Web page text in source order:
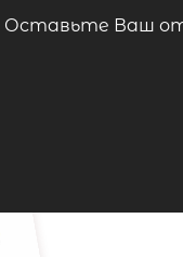
Оставьте Ваш